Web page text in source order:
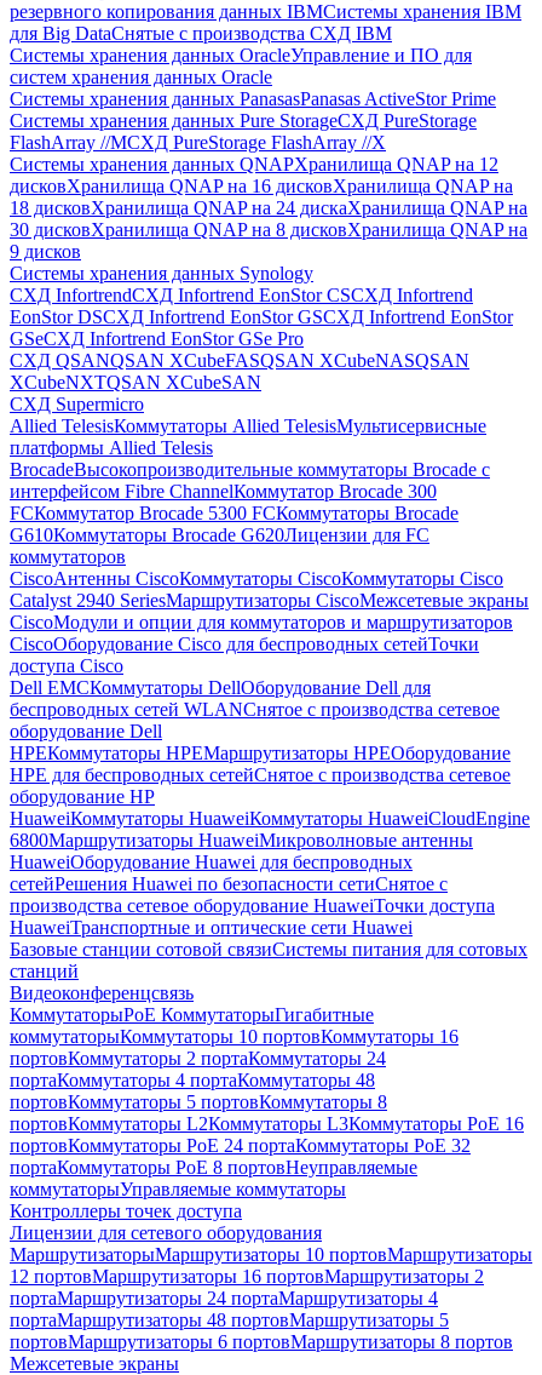
резервного копирования данных IBMСистемы хранения IBM
для Big DataСнятые с производства СХД IBM
Системы хранения данных OracleУправление и ПО для
систем хранения данных Oracle
Системы хранения данных PanasasPanasas ActiveStor Prime
Системы хранения данных Pure StorageСХД PureStorage
FlashArray //MСХД PureStorage FlashArray //X
Системы хранения данных QNAPХранилища QNAP на 12
дисковХранилища QNAP на 16 дисковХранилища QNAP на
18 дисковХранилища QNAP на 24 дискаХранилища QNAP на
30 дисковХранилища QNAP на 8 дисковХранилища QNAP на
9 дисков
Системы хранения данных Synology
СХД InfortrendСХД Infortrend EonStor CSСХД Infortrend
EonStor DSСХД Infortrend EonStor GSСХД Infortrend EonStor
GSeСХД Infortrend EonStor GSe Pro
СХД QSANQSAN XCubeFASQSAN XCubeNASQSAN
XCubeNXTQSAN XCubeSAN
СХД Supermicro
Allied TelesisКоммутаторы Allied TelesisМультисервисные
платформы Allied Telesis
BrocadeВысокопроизводительные коммутаторы Brocade с
интерфейсом Fibre ChannelКоммутатор Brocade 300
FCКоммутатор Brocade 5300 FCКоммутаторы Brocade
G610Коммутаторы Brocade G620Лицензии для FC
коммутаторов
CiscoАнтенны CiscoКоммутаторы CiscoКоммутаторы Cisco
Catalyst 2940 SeriesМаршрутизаторы CiscoМежсетевые экраны
CiscoМодули и опции для коммутаторов и маршрутизаторов
CiscoОборудование Cisco для беспроводных сетейТочки
доступа Cisco
Dell EMCКоммутаторы DellОборудование Dell для
беспроводных сетей WLANСнятое с производства сетевое
оборудование Dell
HPEКоммутаторы HPEМаршрутизаторы HPEОборудование
HPE для беспроводных сетейСнятое с производства сетевое
оборудование HP
HuaweiКоммутаторы HuaweiКоммутаторы HuaweiCloudEngine
6800Маршрутизаторы HuaweiМикроволновые антенны
HuaweiОборудование Huawei для беспроводных
сетейРешения Huawei по безопасности сетиСнятое с
производства сетевое оборудование HuaweiТочки доступа
HuaweiТранспортные и оптические сети Huawei
Базовые станции сотовой связиСистемы питания для сотовых
станций
Видеоконференцсвязь
КоммутаторыPoE КоммутаторыГигабитные
коммутаторыКоммутаторы 10 портовКоммутаторы 16
портовКоммутаторы 2 портаКоммутаторы 24
портаКоммутаторы 4 портаКоммутаторы 48
портовКоммутаторы 5 портовКоммутаторы 8
портовКоммутаторы L2Коммутаторы L3Коммутаторы PoE 16
портовКоммутаторы PoE 24 портаКоммутаторы PoE 32
портаКоммутаторы PoE 8 портовНеуправляемые
коммутаторыУправляемые коммутаторы
Контроллеры точек доступа
Лицензии для сетевого оборудования
МаршрутизаторыМаршрутизаторы 10 портовМаршрутизаторы
12 портовМаршрутизаторы 16 портовМаршрутизаторы 2
портаМаршрутизаторы 24 портаМаршрутизаторы 4
портаМаршрутизаторы 48 портовМаршрутизаторы 5
портовМаршрутизаторы 6 портовМаршрутизаторы 8 портов
Межсетевые экраны